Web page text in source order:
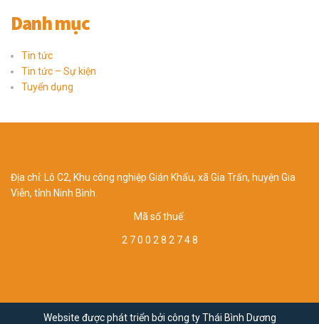
Danh mục
Tin tức
Tin tức – Sự kiện
Tuyển dụng
Địa chỉ: Lô C2, Khu công nghiệp Gián Khẩu, xã Gia Trấn, huyện Gia
Viễn, tỉnh Ninh Bình.
Mã số thuế:
2 7 0 0 2 8 2 7 4 8
Website được phát triển bởi công ty Thái Bình Dương